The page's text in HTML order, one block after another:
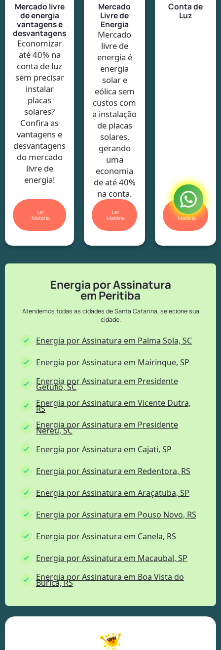
Mercado livre
de energia
vantagens e
desvantagens
Economizar
até 40% na
conta de luz
sem precisar
instalar
placas
solares?
Confira as
vantagens e
desvantagens
do mercado
livre de
energia!
Ler
Matéria
Mercado
Livre de
Energia
Mercado
livre de
energia é
energia
solar e
eólica sem
custos com
a instalação
de placas
solares,
gerando
uma
economia
de até 40%
na conta.
Ler
Matéria
Conta de
Luz
Ler
Matéria
Energia por Assinatura
em Peritiba
Atendemos todas as cidades de Santa Catarina, selecione sua
cidade.
Energia por Assinatura em Palma Sola, SC
Energia por Assinatura em Mairinque, SP
Energia por Assinatura em Presidente
Getúlio, SC
Energia por Assinatura em Vicente Dutra,
RS
Energia por Assinatura em Presidente
Nereu, SC
Energia por Assinatura em Cajati, SP
Energia por Assinatura em Redentora, RS
Energia por Assinatura em Araçatuba, SP
Energia por Assinatura em Pouso Novo, RS
Energia por Assinatura em Canela, RS
Energia por Assinatura em Macaubal, SP
Energia por Assinatura em Boa Vista do
Buricá, RS